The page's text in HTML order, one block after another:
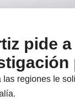
pide
las regiones le